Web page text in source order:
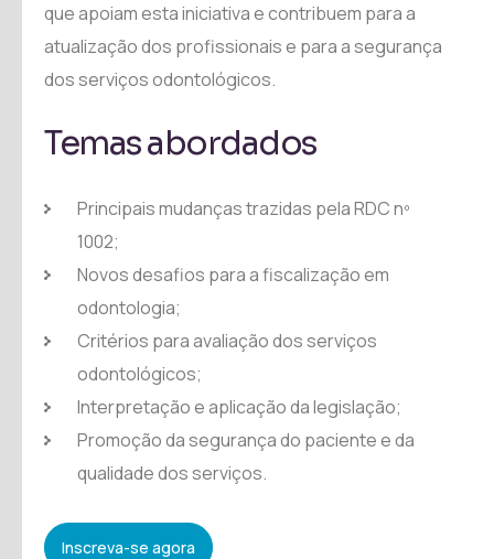
que apoiam esta iniciativa e contribuem para a
atualização dos profissionais e para a segurança
dos serviços odontológicos.
Temas abordados
Principais mudanças trazidas pela RDC nº
1002;
Novos desafios para a fiscalização em
odontologia;
Critérios para avaliação dos serviços
odontológicos;
Interpretação e aplicação da legislação;
Promoção da segurança do paciente e da
qualidade dos serviços.
Inscreva-se agora